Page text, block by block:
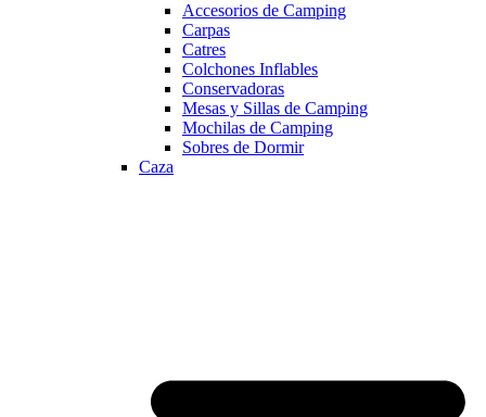
Accesorios de Camping
Carpas
Catres
Colchones Inflables
Conservadoras
Mesas y Sillas de Camping
Mochilas de Camping
Sobres de Dormir
Caza